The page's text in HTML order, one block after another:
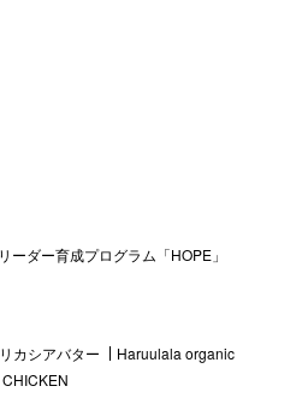
ーダー育成プログラム「HOPE」
カシアバター
Haruulala organic